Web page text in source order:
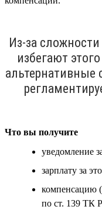
Из-за
избегают
альтернативные
Что вы получите
уведомление
зарплату за
компенсацию
по ст. 139 ТК